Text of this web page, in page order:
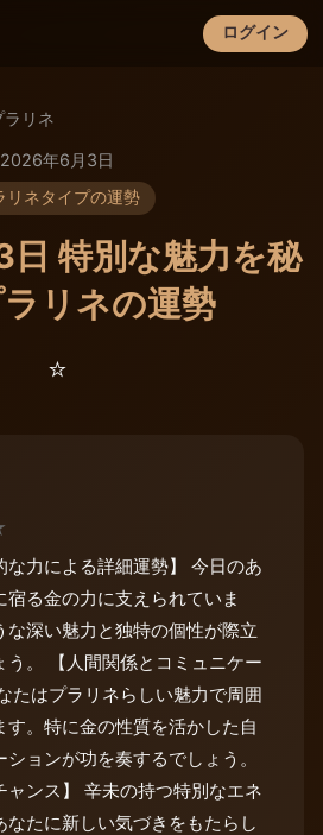
ログイン
×
ラリネ
2026年6月3日
リネタイプの運勢
特別な魅力を秘
リネの運勢
⭐️
な力による詳細運勢】 今日のあ
宿る金の力に支えられていま
な深い魅力と独特の個性が際立
う。 【人間関係とコミュニケー
たはプラリネらしい魅力で周囲
す。特に金の性質を活かした自
ョンが功を奏するでしょう。
ャンス】 辛未の持つ特別なエネ
なたに新しい気づきをもたらし